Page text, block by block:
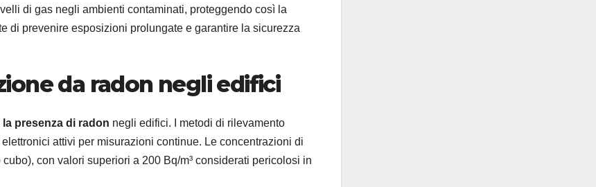
di gas negli ambienti contaminati, proteggendo così la
di prevenire esposizioni prolungate e garantire la sicurezza
da radon negli edifici
presenza di radon negli edifici. I metodi di rilevamento
attivi per misurazioni continue. Le concentrazioni di
con valori superiori a 200 Bq/m³ considerati pericolosi in